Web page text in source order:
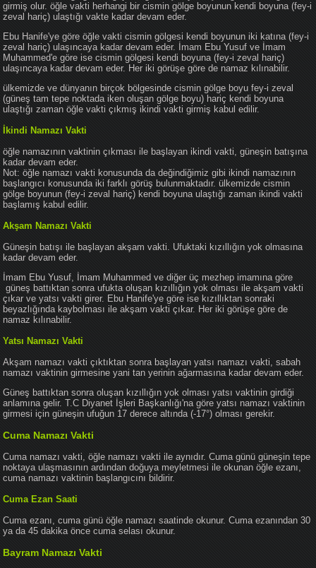
girmiş olur. öğle vakti herhangi bir cismin gölge boyunun kendi boyuna (fey-i
zeval hariç) ulaştığı vakte kadar devam eder.
Ebu Hanife'ye göre öğle vakti cismin gölgesi kendi boyunun iki katına (fey-i
zeval hariç) ulaşıncaya kadar devam eder. İmam Ebu Yusuf ve İmam
Muhammed'e göre ise cismin gölgesi kendi boyuna (fey-i zeval hariç)
ulaşıncaya kadar devam eder. Her iki görüşe göre de namaz kılınabilir.
ülkemizde ve dünyanın birçok bölgesinde cismin gölge boyu fey-i zeval
(güneş tam tepe noktada iken oluşan gölge boyu) hariç kendi boyuna
ulaştığı zaman öğle vakti çıkmış ikindi vakti girmiş kabul edilir.
İkindi Namazı Vakti
öğle namazının vaktinin çıkması ile başlayan ikindi vakti, güneşin batışına
kadar devam eder.
Not: öğle namazı vakti konusunda da değindiğimiz gibi ikindi namazının
başlangıcı konusunda iki farklı görüş bulunmaktadır. ülkemizde cismin
gölge boyunun (fey-i zeval hariç) kendi boyuna ulaştığı zaman ikindi vakti
başlamış kabul edilir.
Akşam Namazı Vakti
Güneşin batışı ile başlayan akşam vakti. Ufuktaki kızıllığın yok olmasına
kadar devam eder.
İmam Ebu Yusuf, İmam Muhammed ve diğer üç mezhep imamına göre
güneş battıktan sonra ufukta oluşan kızıllığın yok olması ile akşam vakti
çıkar ve yatsı vakti girer. Ebu Hanife'ye göre ise kızıllıktan sonraki
beyazlığında kaybolması ile akşam vakti çıkar. Her iki görüşe göre de
namaz kılınabilir.
Yatsı Namazı Vakti
Akşam namazı vakti çıktıktan sonra başlayan yatsı namazı vakti, sabah
namazı vaktinin girmesine yani tan yerinin ağarmasına kadar devam eder.
Güneş battıktan sonra oluşan kızıllığın yok olması yatsı vaktinin girdiği
anlamına gelir. T.C Diyanet İşleri Başkanlığı'na göre yatsı namazı vaktinin
girmesi için güneşin ufuğun 17 derece altında (-17°) olması gerekir.
Cuma Namazı Vakti
Cuma namazı vakti, öğle namazı vakti ile aynıdır. Cuma günü güneşin tepe
noktaya ulaşmasının ardından doğuya meyletmesi ile okunan öğle ezanı,
cuma namazı vaktinin başlangıcını bildirir.
Cuma Ezan Saati
Cuma ezanı, cuma günü öğle namazı saatinde okunur. Cuma ezanından 30
ya da 45 dakika önce cuma selası okunur.
Bayram Namazı Vakti